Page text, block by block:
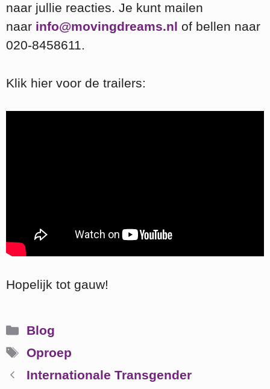
naar jullie reacties. Je kunt mailen
naar info@movingdreams.nl of bellen naar
020-8458611.
Klik hier voor de trailers:
Hopelijk tot gauw!
Categorieën
Blog
Tags
Oproep
Internationale Transgender